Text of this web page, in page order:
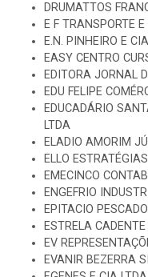
DRUMATTOS
E F TRANSPORTE
E.N. PINHEIRO E CIA
EASY CENTRO
EDITORA JORNAL
EDU FELIPE
EDUCADÁRIO
LTDA
ELADIO AMORIM
ELLO
EMECINCO
ENGEFRIO
EPITACIO
ESTRELA
EV
EVANIR BEZERRA